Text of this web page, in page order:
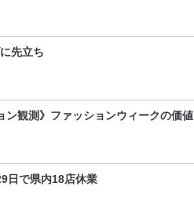
先立ち
ン観測》ファッションウィークの価値
日で県内18店休業